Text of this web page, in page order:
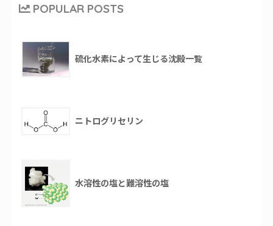
POPULAR POSTS
硫化水素によって生じる沈殿一覧
ニトログリセリン
水溶性の塩と難溶性の塩